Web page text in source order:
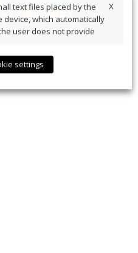
X
text files placed by the
device, which automatically
user does not provide
settings